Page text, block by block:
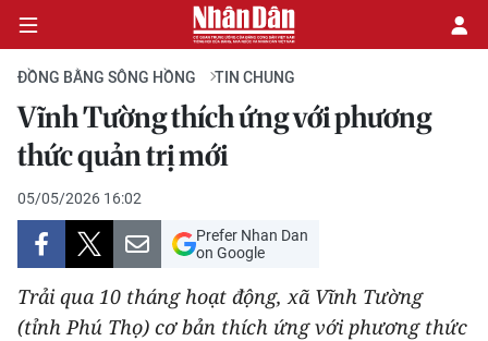
CHÍNH TRỊ
KINH TẾ
VĂN HÓA
XÃ HỘI
ĐỒNG BẰNG SÔNG HỒNG TIN CHUNG
Vĩnh Tường thích ứng với phương
thức quản trị mới
05/05/2026 16:02
Prefer Nhan Dan
on Google
Trải qua 10 tháng hoạt động, xã Vĩnh Tường
(tỉnh Phú Thọ) cơ bản thích ứng với phương thức